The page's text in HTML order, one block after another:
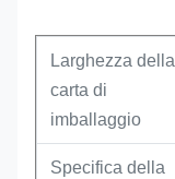
Larghezza della
carta di
imballaggio
Specifica della